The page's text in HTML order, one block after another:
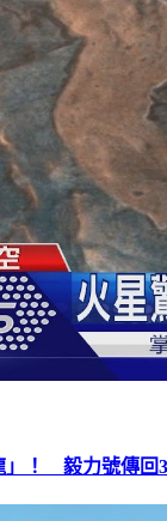
」！ 毅力號傳回